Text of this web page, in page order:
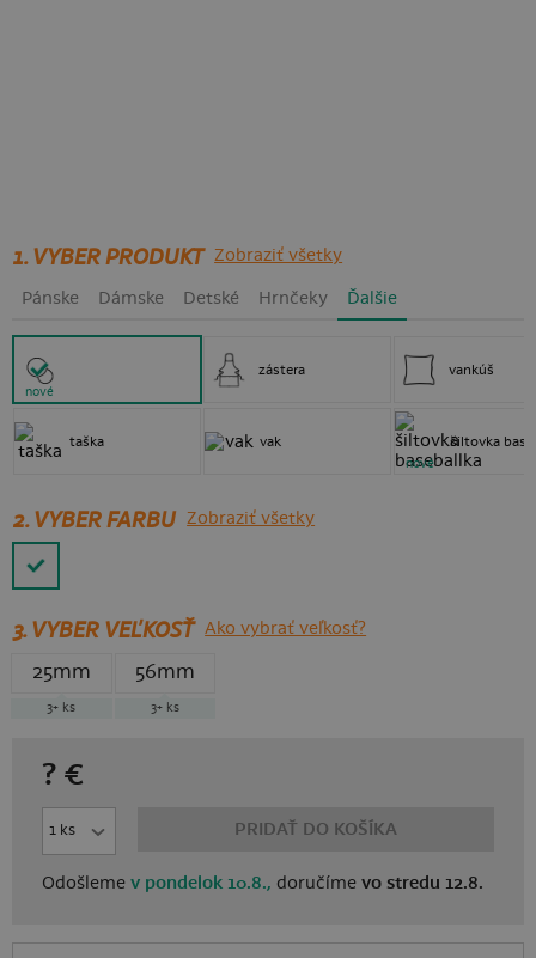
1. VYBER PRODUKT Zobraziť všetky
Pánske Dámske Detské Hrnčeky Ďalšie
nové
taška
zástera
vak
vankúš
šiltovka
nové
2. VYBER FARBU Zobraziť všetky
3.VYBER VEĽKOSŤ Ako vybrať veľkosť?
25mm
3+ ks
56mm
3+ ks
? €
PRIDAŤ DO KOŠÍKA
Odošlemev pondelok 10.8., doručímevo stredu 12.8.